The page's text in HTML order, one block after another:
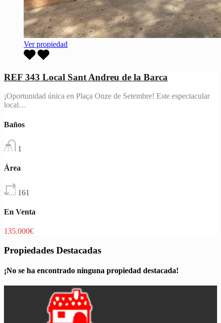
Ver propiedad
REF 343 Local Sant Andreu de la Barca
¡Oportunidad única en Plaça Onze de Setembre! Este espectacular
local…
Baños
1
Área
161
En Venta
135.000€
Propiedades Destacadas
¡No se ha encontrado ninguna propiedad destacada!